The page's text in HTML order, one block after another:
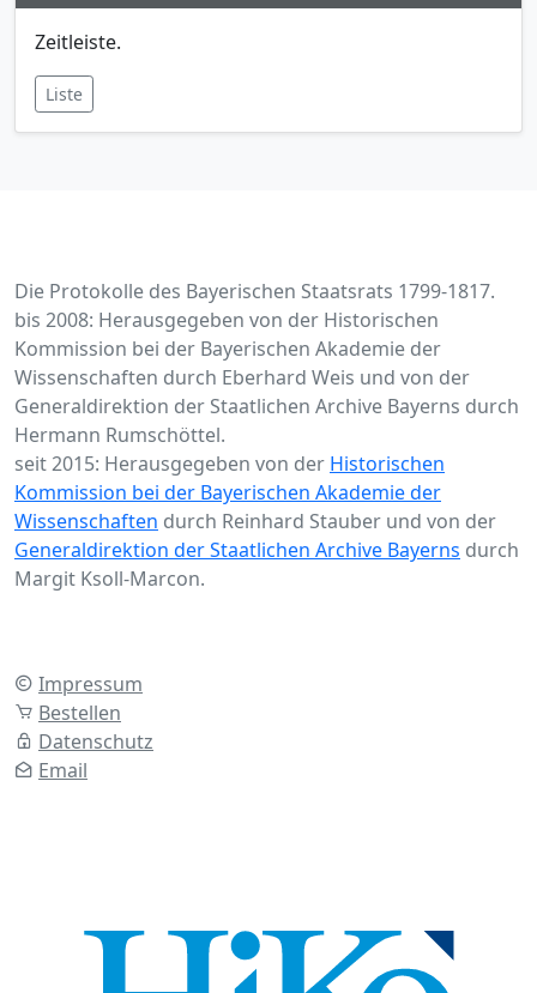
Zeitleiste.
Liste
Die Protokolle des Bayerischen Staatsrats 1799-1817.
bis 2008: Herausgegeben von der Historischen
Kommission bei der Bayerischen Akademie der
Wissenschaften durch Eberhard Weis und von der
Generaldirektion der Staatlichen Archive Bayerns durch
Hermann Rumschöttel.
seit 2015: Herausgegeben von der Historischen
Kommission bei der Bayerischen Akademie der
Wissenschaften durch Reinhard Stauber und von der
Generaldirektion der Staatlichen Archive Bayerns durch
Margit Ksoll-Marcon.
Impressum
Bestellen
Datenschutz
Email